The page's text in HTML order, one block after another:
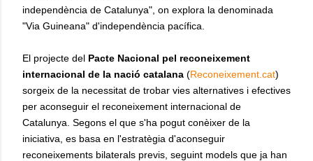
independència de Catalunya", on explora la denominada
"Via Guineana" d'independència pacífica.
El projecte del Pacte Nacional pel reconeixement
internacional de la nació catalana (Reconeixement.cat)
sorgeix de la necessitat de trobar vies alternatives i efectives
per aconseguir el reconeixement internacional de
Catalunya. Segons el que s'ha pogut conèixer de la
iniciativa, es basa en l'estratègia d'aconseguir
reconeixements bilaterals previs, seguint models que ja han